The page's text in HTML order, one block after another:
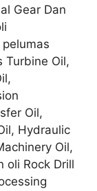
Gear Dan
Turbine Oil,
Oil,
Hydraulic
Oil,
oli Rock Drill